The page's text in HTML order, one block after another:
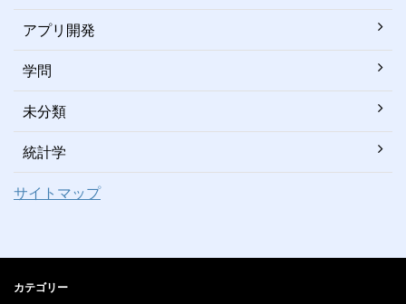
アプリ開発
学問
未分類
統計学
サイトマップ
カテゴリー